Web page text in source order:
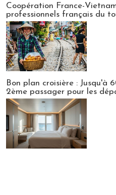
Coopération France-
professionnels français du
Bon plan croisière : Jusqu'à
2ème passager pour les